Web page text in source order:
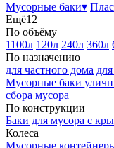
Мусорные баки▾
Ещё12
По объёму
1100л 120л 240л 360л
По назначению
для частного дома
Мусорные баки
сбора мусора
По конструкции
Баки для мусора с
Колеса
Мусорные